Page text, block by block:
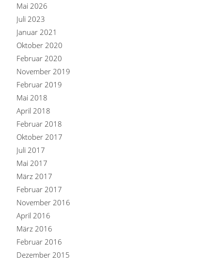
Mai 2026
Juli 2023
Januar 2021
Oktober 2020
Februar 2020
November 2019
Februar 2019
Mai 2018
April 2018
Februar 2018
Oktober 2017
Juli 2017
Mai 2017
März 2017
Februar 2017
November 2016
April 2016
März 2016
Februar 2016
Dezember 2015